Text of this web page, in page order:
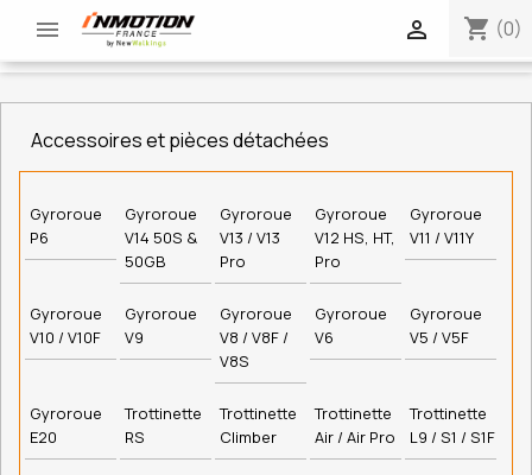
 shopping_cart (0)

Accessoires et pièces détachées
Gyroroue
P6
Gyroroue
V14 50S &
50GB
Gyroroue
V13 / V13
Pro
Gyroroue
V12 HS, HT,
Pro
Gyroroue
V11 / V11Y
Gyroroue
V10 / V10F
Gyroroue
V9
Gyroroue
V8 / V8F /
V8S
Gyroroue
V6
Gyroroue
V5 / V5F
Gyroroue
E20
Trottinette
RS
Trottinette
Climber
Trottinette
Air / Air Pro
Trottinette
L9 / S1 / S1F